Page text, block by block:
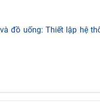
đồ uống: Thiết lập hệ